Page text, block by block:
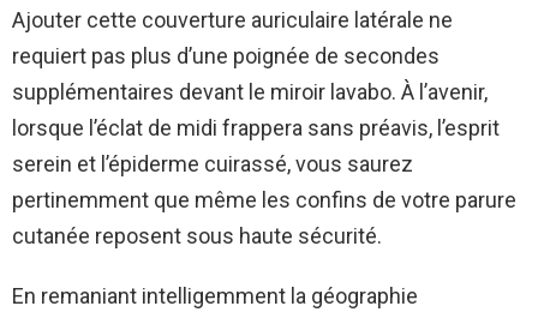
Ajouter cette couverture auriculaire latérale ne
requiert pas plus d’une poignée de secondes
supplémentaires devant le miroir lavabo. À l’avenir,
lorsque l’éclat de midi frappera sans préavis, l’esprit
serein et l’épiderme cuirassé, vous saurez
pertinemment que même les confins de votre parure
cutanée reposent sous haute sécurité.
En remaniant intelligemment la géographie